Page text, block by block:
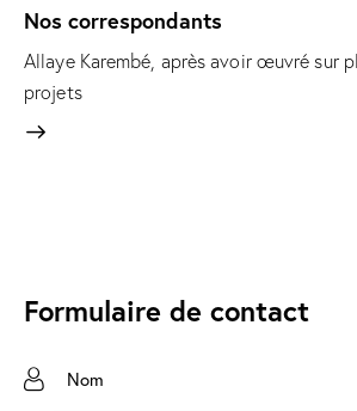
Nos correspondants
Allaye Karembé, après avoir œuvré sur
projets
Formulaire de contact